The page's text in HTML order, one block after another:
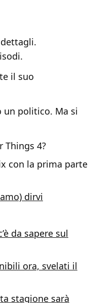
il suo
un politico. Ma si
Things 4?
con la prima parte
dirvi
da sapere sul
ora, svelati il
stagione sarà